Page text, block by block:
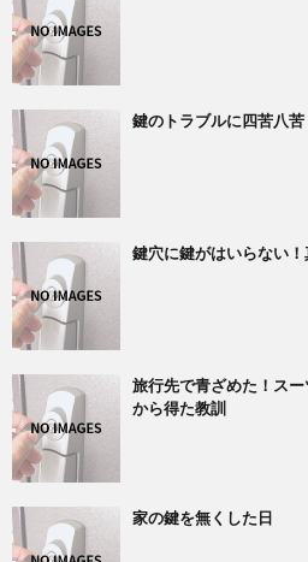
鍵のトラブルに四苦八苦
鍵穴に鍵がはいらない
旅行先で青ざめた！ス
から得た教訓
家の鍵を無くした日